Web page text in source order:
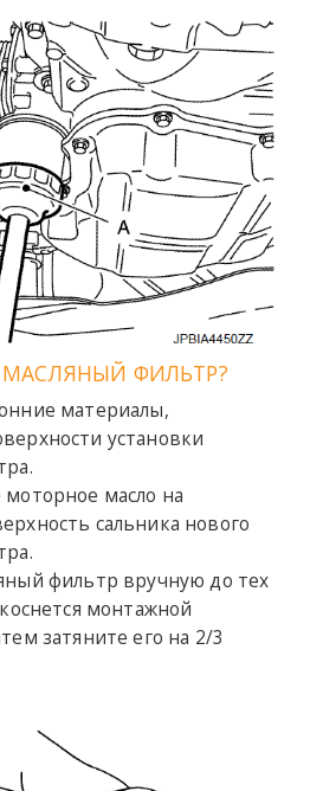
ФИЛЬТР?
материалы,
установки
масло на
сальника нового
фильтр вручную до тех
монтажной
затяните его на 2/3